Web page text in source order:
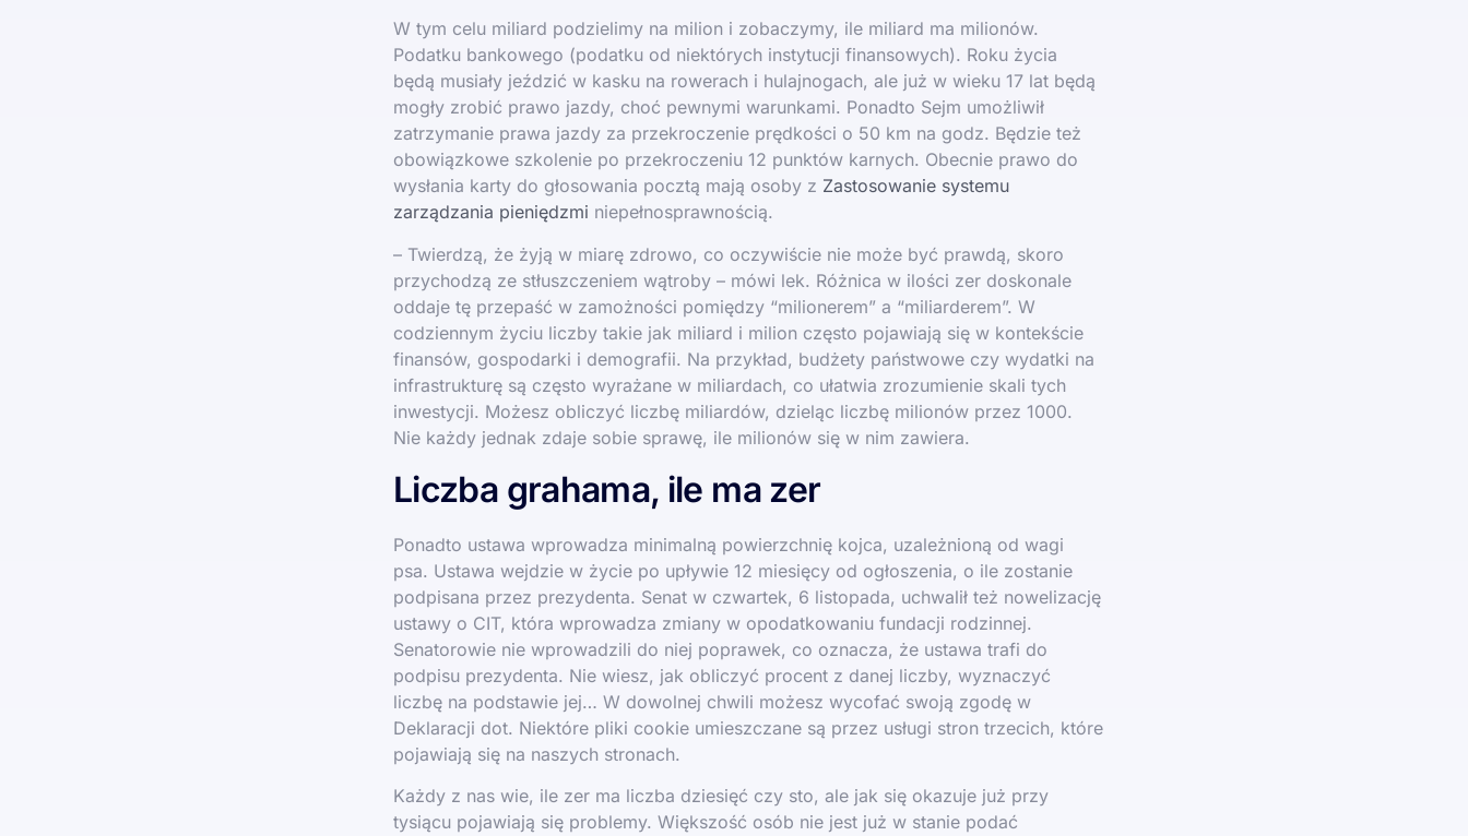
W tym celu miliard podzielimy na milion i zobaczymy, ile miliard ma milionów.
Podatku bankowego (podatku od niektórych instytucji finansowych). Roku życia
będą musiały jeździć w kasku na rowerach i hulajnogach, ale już w wieku 17 lat będą
mogły zrobić prawo jazdy, choć pewnymi warunkami. Ponadto Sejm umożliwił
zatrzymanie prawa jazdy za przekroczenie prędkości o 50 km na godz. Będzie też
obowiązkowe szkolenie po przekroczeniu 12 punktów karnych. Obecnie prawo do
wysłania karty do głosowania pocztą mają osoby z Zastosowanie systemu
zarządzania pieniędzmi niepełnosprawnością.
– Twierdzą, że żyją w miarę zdrowo, co oczywiście nie może być prawdą, skoro
przychodzą ze stłuszczeniem wątroby – mówi lek. Różnica w ilości zer doskonale
oddaje tę przepaść w zamożności pomiędzy “milionerem” a “miliarderem”. W
codziennym życiu liczby takie jak miliard i milion często pojawiają się w kontekście
finansów, gospodarki i demografii. Na przykład, budżety państwowe czy wydatki na
infrastrukturę są często wyrażane w miliardach, co ułatwia zrozumienie skali tych
inwestycji. Możesz obliczyć liczbę miliardów, dzieląc liczbę milionów przez 1000.
Nie każdy jednak zdaje sobie sprawę, ile milionów się w nim zawiera.
Liczba grahama, ile ma zer
Ponadto ustawa wprowadza minimalną powierzchnię kojca, uzależnioną od wagi
psa. Ustawa wejdzie w życie po upływie 12 miesięcy od ogłoszenia, o ile zostanie
podpisana przez prezydenta. Senat w czwartek, 6 listopada, uchwalił też nowelizację
ustawy o CIT, która wprowadza zmiany w opodatkowaniu fundacji rodzinnej.
Senatorowie nie wprowadzili do niej poprawek, co oznacza, że ustawa trafi do
podpisu prezydenta. Nie wiesz, jak obliczyć procent z danej liczby, wyznaczyć
liczbę na podstawie jej… W dowolnej chwili możesz wycofać swoją zgodę w
Deklaracji dot. Niektóre pliki cookie umieszczane są przez usługi stron trzecich, które
pojawiają się na naszych stronach.
Każdy z nas wie, ile zer ma liczba dziesięć czy sto, ale jak się okazuje już przy
tysiącu pojawiają się problemy. Większość osób nie jest już w stanie podać